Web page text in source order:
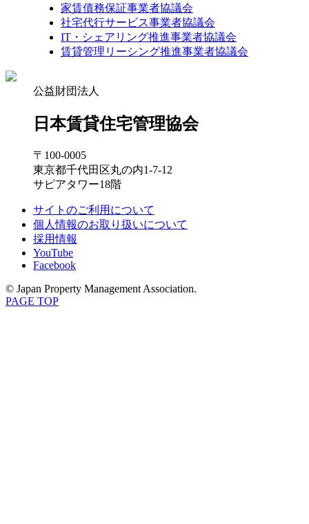
家賃債務保証事業者協議会
社宅代行サービス事業者協議会
IT・シェアリング推進事業者協議会
賃貸管理リーシング推進事業者協議会
公益財団法人
日本賃貸住宅管理協会
〒100-0005
東京都千代田区丸の内1-7-12
サピアタワー18階
サイトのご利用について
個人情報のお取り扱いについて
採用情報
YouTube
Facebook
© Japan Property Management Association.
PAGE TOP